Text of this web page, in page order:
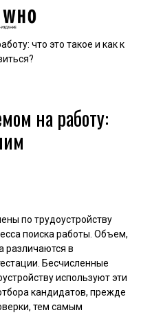
на работу:
по трудоустройству
поиска работы. Объем,
различаются в
Бесчисленные
используют эти
кандидатов, прежде
тем самым